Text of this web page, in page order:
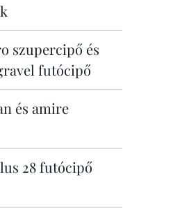
szupercipő és
futócipő
és amire
28 futócipő